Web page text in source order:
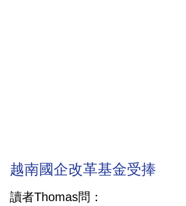
越南國企改革基金受捧
讀者Thomas問：